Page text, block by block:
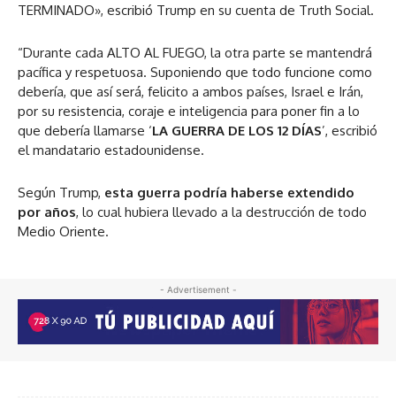
TERMINADO», escribió Trump en su cuenta de Truth Social.
“Durante cada ALTO AL FUEGO, la otra parte se mantendrá
pacífica y respetuosa. Suponiendo que todo funcione como
debería, que así será, felicito a ambos países, Israel e Irán,
por su resistencia, coraje e inteligencia para poner fin a lo
que debería llamarse ‘LA GUERRA DE LOS 12 DÍAS’, escribió
el mandatario estadounidense.
Según Trump, esta guerra podría haberse extendido
por años, lo cual hubiera llevado a la destrucción de todo
Medio Oriente.
- Advertisement -